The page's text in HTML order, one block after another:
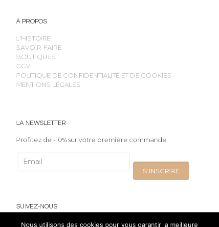
À PROPOS
L'HISTOIRE
SAVOIR-FAIRE
BOUTIQUES
CGV
POLITIQUE DE CONFIDENTIALITÉ ET DE COOKIES
MENTIONS LÉGALES
LA NEWSLETTER
Profitez de -10% sur votre première commande
SUIVEZ-NOUS
Nous utilisons des cookies pour vous garantir la meilleure